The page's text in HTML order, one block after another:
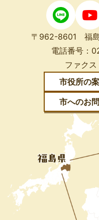
〒962-8601 福島
電話番号：
ファクス
市役所の
市へのお